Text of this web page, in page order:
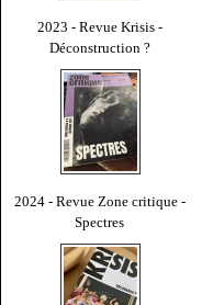
2023 - Revue Krisis -
Déconstruction ?
2024 - Revue Zone critique -
Spectres